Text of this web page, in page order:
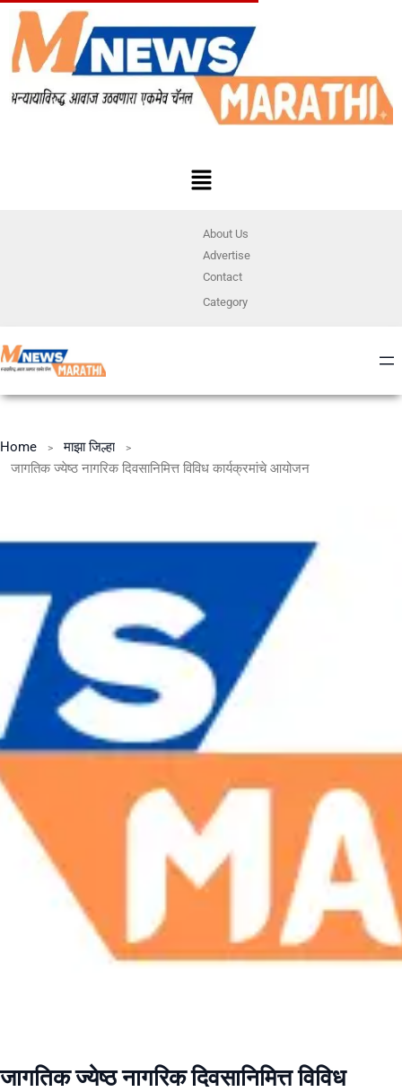
About Us
Advertise
Contact
Category
Home
माझा जिल्हा
जागतिक ज्येष्ठ नागरिक दिवसानिमित्त विविध कार्यक्रमांचे आयोजन
जागतिक ज्येष्ठ नागरिक दिवसानिमित्त विविध